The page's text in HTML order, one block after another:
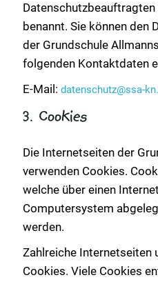
Datenschutzbeauftragten
benannt. Sie können den
der Grundschule
folgenden Kontaktdaten
E-Mail:datenschutz@ssa-
3. Cookies
Die Internetseiten der
verwenden Cookies.
welche über einen
Computersystem
werden.
Zahlreiche Internetseiten
Cookies. Viele Cookies